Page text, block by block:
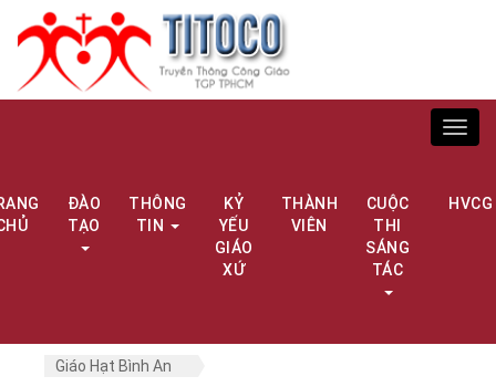
ĐÀO
TẠO
THÔNG
TIN
KỶ
YẾU
GIÁO
XỨ
THÀNH
VIÊN
CUỘC
THI
SÁNG
TÁC
HVCG
Giáo Hạt Bình An